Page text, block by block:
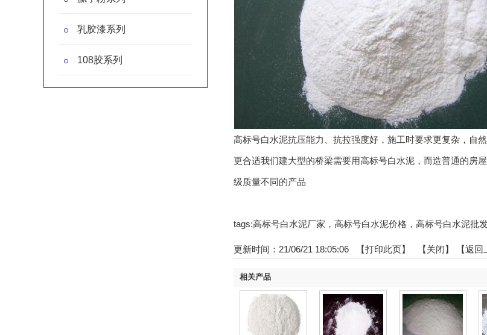
乳胶漆系列
108胶系列
高标号白水泥抗压能力、抗拉强度好，施工时要求更复杂，自
更合适我们建大型的桥梁需要用高标号白水泥，而造普通的房
级质量不同的产品
tags:高标号白水泥厂家，高标号白水泥价格，高标号白水泥批
更新时间：21/06/21 18:05:06 【打印此页】 【关闭】 【返回
相关产品